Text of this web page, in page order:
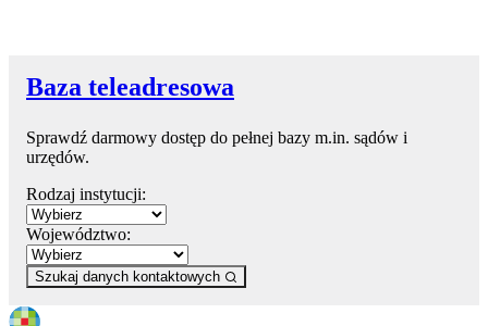
Baza teleadresowa
Sprawdź darmowy dostęp do pełnej bazy m.in. sądów i
urzędów.
Rodzaj instytucji:
Województwo:
Szukaj danych kontaktowych